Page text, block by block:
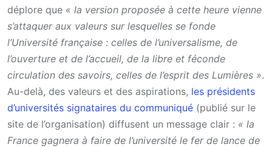
déplore que « la version proposée à cette heure vienne
s’attaquer aux valeurs sur lesquelles se fonde
l’Université française : celles de l’universalisme, de
l’ouverture et de l’accueil, de la libre et féconde
circulation des savoirs, celles de l’esprit des Lumières ».
Au-delà, des valeurs et des aspirations, les présidents
d’universités signataires du communiqué (publié sur le
site de l’organisation) diffusent un message clair : « la
France gagnera à faire de l’université le fer de lance de